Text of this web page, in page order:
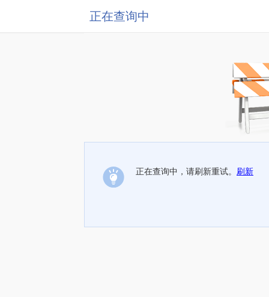
正在查询中
正在查询中，请刷新重试。 刷新